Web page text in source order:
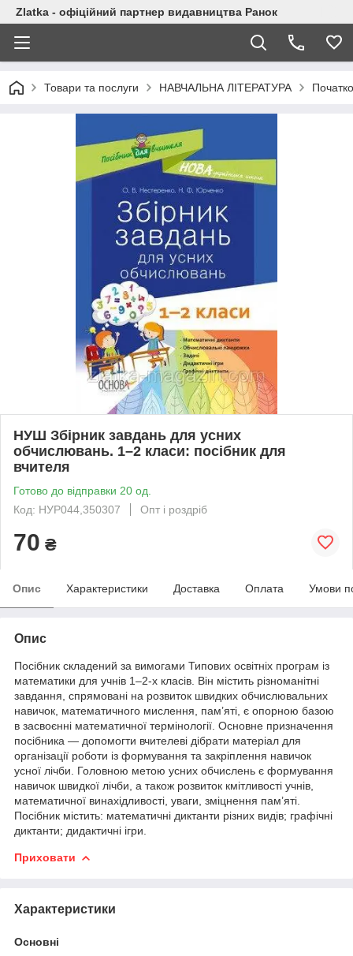
Zlatka - офіційний партнер видавництва Ранок
Товари та послуги НАВЧАЛЬНА ЛІТЕРАТУРА
НУШ Збірник завдань для усних
обчислювань. 1–2 класи: посібник для
вчителя
Готово до відправки 20 од.
Код: НУР044,350307
Опт і роздріб
70 ₴
Опис Характеристики Доставка Оплата Умови
Опис
Посібник складений за вимогами Типових освітніх програм із
математики для учнів 1–2-х класів. Він містить різноманітні
завдання, спрямовані на розвиток швидких обчислювальних
навичок, математичного мислення, пам’яті, є опорною базою
в засвоєнні математичної термінології. Основне призначення
посібника — допомогти вчителеві дібрати матеріал для
організації роботи із формування та закріплення навичок
усної лічби. Головною метою усних обчислень є формування
навичок швидкої лічби, а також розвиток кмітливості учнів,
математичної винахідливості, уваги, зміцнення пам’яті.
Посібник містить: математичні диктанти різних видів; графічні
диктанти; дидактичні ігри.
Приховати
Характеристики
Основні